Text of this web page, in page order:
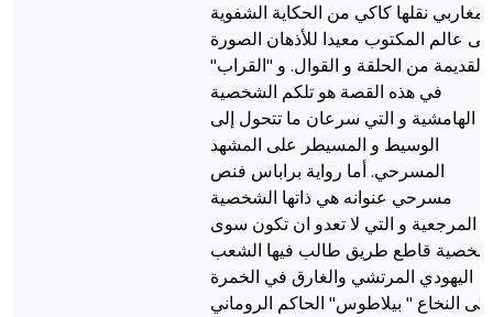
المغاربي نقلها كاكي من الحكاية الشفوية
الى عالم المكتوب معيدا للأذهان الصورة
القديمة من الحلقة و القوال. و "القراب"
في هذه القصة هو تلكم الشخصية
الهامشية و التي سرعان ما تتحول إلى
الوسيط و المسيطر على المشهد
المسرحي. أما رواية براباس فنص
مسرحي عنوانه هي ذاتها الشخصية
المرجعية و التي لا تعدو ان تكون سوى
شخصية قاطع طريق طالب فيها الشعب
اليهودي المرتشي والغارق في الخمرة
النخاع " بيلاطوس" الحاكم الروماني